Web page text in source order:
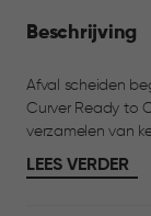
Beschrijving
Afval scheiden
Curver Ready to Collect prullenbak 5L is
verzamelen van
in een kastje. Het frisse, moderne design sluit moeiteloos aan bij
elke keuken. De
LEES VERDER